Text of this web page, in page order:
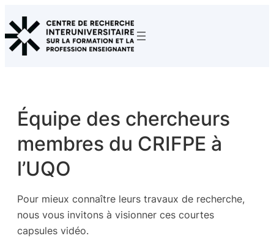
au
contenu
Équipe des chercheurs
membres du CRIFPE à
l’UQO
Pour mieux connaître leurs travaux de recherche,
nous vous invitons à visionner ces courtes
capsules vidéo.